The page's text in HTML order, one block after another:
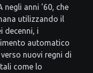
negli anni '60, che
utilizzando il
decenni, i
automatico
nuovi regni di
come lo